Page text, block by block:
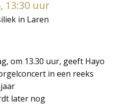
13:30 uur
in Laren
om 13.30 uur, geeft Hayo
in een reeks
later nog